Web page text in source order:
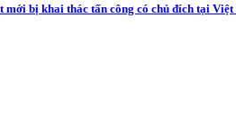
bị khai thác tấn công có chủ đích tại Việt